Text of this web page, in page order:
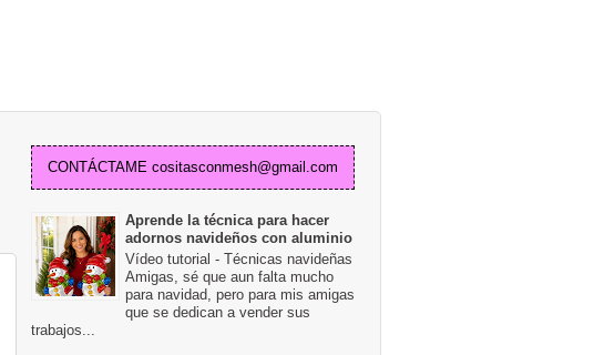
CONTÁCTAME cositasconmesh@gmail.com
Aprende la técnica para hacer
adornos navideños con aluminio
Vídeo tutorial - Técnicas navideñas
Amigas, sé que aun falta mucho
para navidad, pero para mis amigas
que se dedican a vender sus
trabajos...